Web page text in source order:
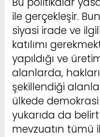
ile gerçekleşir.
siyasi irade ve
katılımı
yapıldığı ve
alanlarda,
şekillendiği
ülkede
yukarıda da
mevzuatın tümü